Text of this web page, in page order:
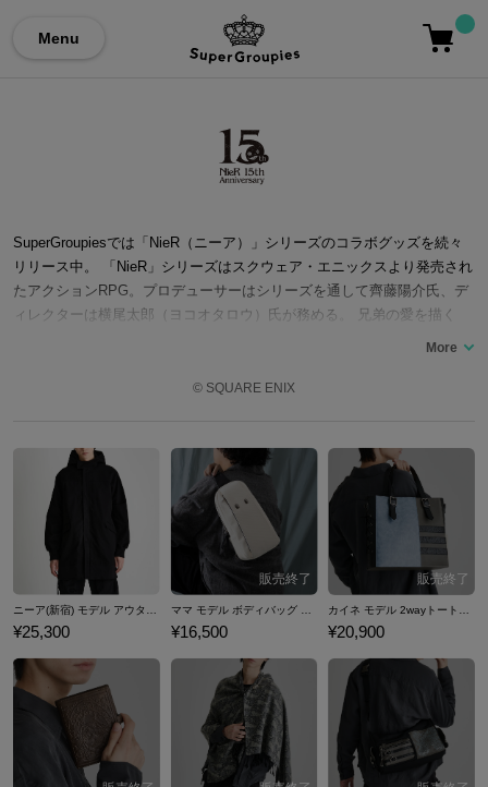
Menu
SuperGroupiesでは「NieR（ニーア）」シリーズのコラボグッズを続々
リリース中。 「NieR」シリーズはスクウェア・エニックスより発売され
たアクションRPG。プロデューサーはシリーズを通して齊藤陽介氏、デ
ィレクターは横尾太郎（ヨコオタロウ）氏が務める。 兄弟の愛を描く
『NieR Replicant（ニーア レプリカント）』と親子の愛を描く『NieR G
る。ニーア、カイネ、エミールといった登場人物やシナリオが同じであ
は、人類が月面へと追われた未来の地球を舞台に、「ヨルハ計画」とし
て製造されたアンドロイド・2B(ヨルハ二号B型)を始め、9S(ヨルハ九号
S型)、A2(ヨルハA型二号)などのヨルハ部隊員が織りなすマルチエンディ
ングのストーリーは多くのファンに評価を得た。 スマートフォン向けア
プリ『NieR Re[in]carnation（ニーア リィンカーネーション）』もストー
リーが完結し、2025年にはシリーズ15周年を迎えた。TVアニメ『NieR:
Automata Ver1.1a』の放送や、オーケストラコンサートも開催されるな
ど、人気はとどまるところを知らない。 ここでは「NieR」シリーズコラ
ョンアイテムをご紹介いたします。
© SQUARE ENIX
¥25,300 ¥16,500 ¥20,900